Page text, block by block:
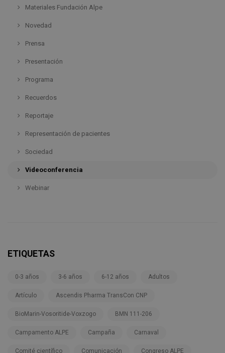
Materiales Fundación Alpe
Novedad
Prensa
Presentación
Programa
Recuerdos
Reportaje
Representación de pacientes
Sociedad
Videoconferencia
Webinar
ETIQUETAS
0-3 años 3-6 años 6-12 años Adultos
Artículo Ascendis Pharma TransCon CNP
BioMarin-Vosoritide-Voxzogo BMN 111-206
Campamento ALPE Campaña Carnaval
Comité científico Comunicación Congreso ALPE